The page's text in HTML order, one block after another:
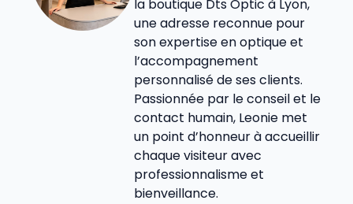
la boutique Dts Optic à Lyon,
une adresse reconnue pour
son expertise en optique et
l’accompagnement
personnalisé de ses clients.
Passionnée par le conseil et le
contact humain, Leonie met
un point d’honneur à accueillir
chaque visiteur avec
professionnalisme et
bienveillance.